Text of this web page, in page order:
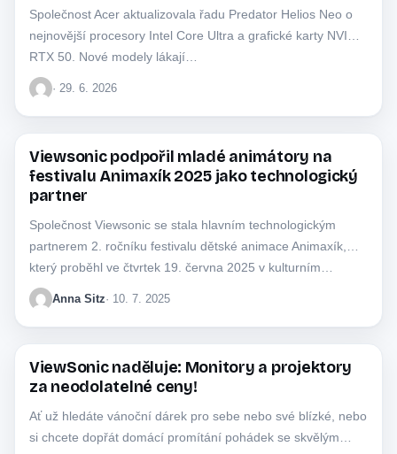
Společnost Acer aktualizovala řadu Predator Helios Neo o
nejnovější procesory Intel Core Ultra a grafické karty NVIDIA
RTX 50. Nové modely lákají…
· 29. 6. 2026
MONITORY
Viewsonic podpořil mladé animátory na
festivalu Animaxík 2025 jako technologický
partner
Společnost Viewsonic se stala hlavním technologickým
partnerem 2. ročníku festivalu dětské animace Animaxík,
který proběhl ve čtvrtek 19. června 2025 v kulturním…
Anna Sitz· 10. 7. 2025
KOMERČNÍ ČLÁNKY
ViewSonic naděluje: Monitory a projektory
za neodolatelné ceny!
Ať už hledáte vánoční dárek pro sebe nebo své blízké, nebo
si chcete dopřát domácí promítání pohádek se skvělým